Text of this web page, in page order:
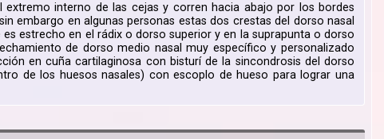
interno de las cejas y corren hacia abajo por los bordes
embargo en algunas personas estas dos crestas del dorso nasal
estrecho en el rádix o dorso superior y en la suprapunta o dorso
de dorso medio nasal muy específico y personalizado
en cuña cartilaginosa con bisturí de la sincondrosis del dorso
de los huesos nasales) con escoplo de hueso para lograr una